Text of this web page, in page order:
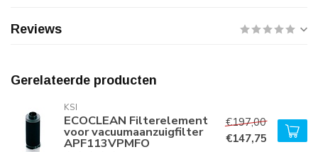
Reviews
Gerelateerde producten
KSI
ECOCLEAN Filterelement
voor vacuumaanzuigfilter
APF113VPMFO
€197,00
€147,75